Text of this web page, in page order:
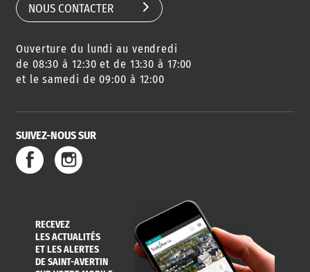
AGENDA
DES SORTIES
URBANISME
SERVICE
DE L'EAU
NOUS CONTACTER
Ouverture du lundi au vendredi
de 08:30 à 12:30 et de 13:30 à 17:00
et le samedi de 09:00 à 12:00
SUIVEZ-NOUS SUR
RECEVEZ
LES ACTUALITÉS
ET LES ALERTES
DE SAINT-AVERTIN